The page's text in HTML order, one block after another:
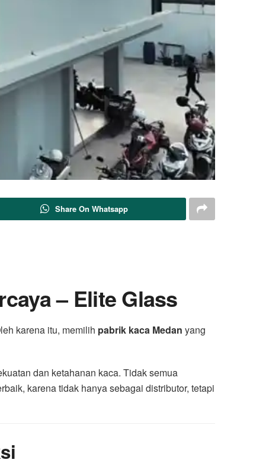
Share On Whatsapp
– Elite Glass
karena itu, memilih pabrik kaca Medan yang
dan ketahanan kaca. Tidak semua
karena tidak hanya sebagai distributor, tetapi